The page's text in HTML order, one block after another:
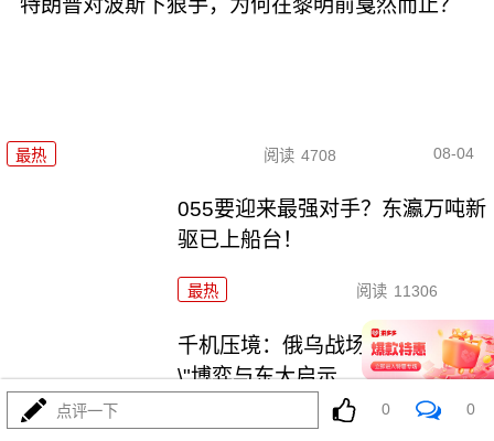
特朗普对波斯下狠手，为何在黎明前戛然而止？
最热 阅读 4708 08-04
055要迎来最强对手？东瀛万吨新
驱已上船台！
最热 阅读 11306
千机压境：俄乌战场上的\"蜂群
\"博弈与东大启示
最热
点评一下 0 0